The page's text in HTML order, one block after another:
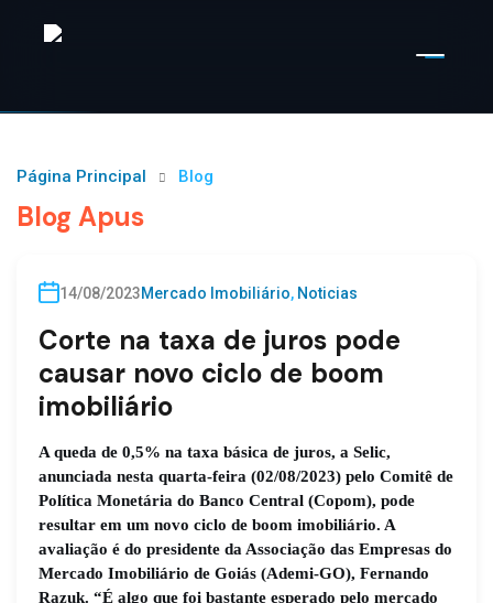
Página Principal Blog
Blog Apus
Por Apus Imobiliária
14/08/2023Mercado Imobiliário, Noticias
Corte na taxa de juros pode
causar novo ciclo de boom
imobiliário
A queda de 0,5% na taxa básica de juros, a Selic,
anunciada nesta quarta-feira (02/08/2023) pelo Comitê de
Política Monetária do Banco Central (Copom), pode
resultar em um novo ciclo de boom imobiliário. A
avaliação é do presidente da Associação das Empresas do
Mercado Imobiliário de Goiás (Ademi-GO), Fernando
Razuk. “É algo que foi bastante esperado pelo mercado